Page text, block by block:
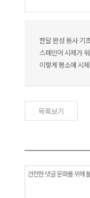
한달 완성 동사 기
스페인어 시제가
이렇게 평소에 시
목록보기